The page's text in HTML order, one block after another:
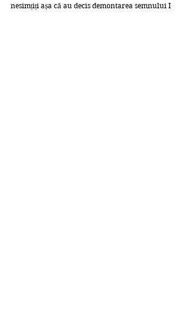
nesimțiți așa că au decis demontarea semnului I